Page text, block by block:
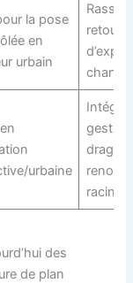
la pose
en
urbain
retours
urbaine
des
de plan